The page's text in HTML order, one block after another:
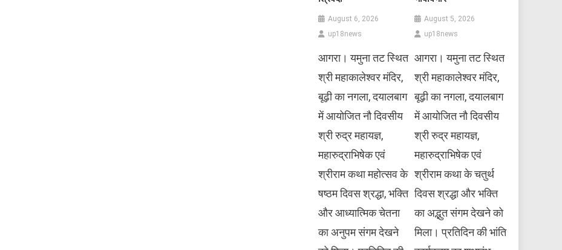
August 6, 2026
up18news
आगरा। यमुना तट स्थित
श्री महाकालेश्वर मंदिर,
बूढ़ी का नगला, दयालबाग
में आयोजित नौ दिवसीय
श्री रुद्र महायज्ञ,
महारुद्राभिषेक एवं
श्रीराम कथा महोत्सव के
षष्ठम दिवस श्रद्धा, भक्ति
और आध्यात्मिक चेतना
का अनुपम संगम देखने
August 5, 2026
up18news
आगरा। यमुना तट स्थित
श्री महाकालेश्वर मंदिर,
बूढ़ी का नगला, दयालबाग
में आयोजित नौ दिवसीय
श्री रुद्र महायज्ञ,
महारुद्राभिषेक एवं
श्रीराम कथा के चतुर्थ
दिवस श्रद्धा और भक्ति
का अद्भुत संगम देखने को
मिला। प्रतिदिन की भांति